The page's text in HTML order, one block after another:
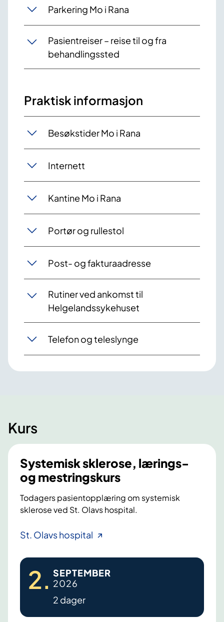
Parkering Mo i Rana
​Pasientreiser – reise til og fra
behandlingssted
Praktisk informasjon
Besøkstider Mo i Rana
Internett
Kantine Mo i Rana
Portør og rullestol
Post- og fakturaadresse
Rutiner ved ankomst til
Helgelandssykehuset
Telefon og teleslynge
Kurs
Systemisk sklerose, lærings-
og mestringskurs
Todagers pasientopplæring om systemisk
sklerose ved St. Olavs hospital.
St. Olavs hospital S
s
t
i
2. SEPTEMBER
2026
2 dager